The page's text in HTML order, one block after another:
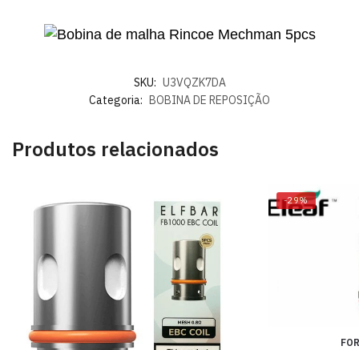
SKU: U3VQZK7DA
Categoria: BOBINA DE REPOSIÇÃO
Produtos relacionados
-29%